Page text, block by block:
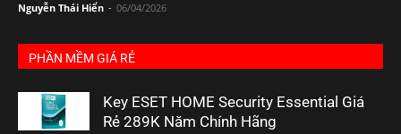
Nguyễn Thái Hiển - 06/04/2026
PHẦN MỀM GIÁ RẺ
Key ESET HOME Security Essential Giá
Rẻ 289K Năm Chính Hãng